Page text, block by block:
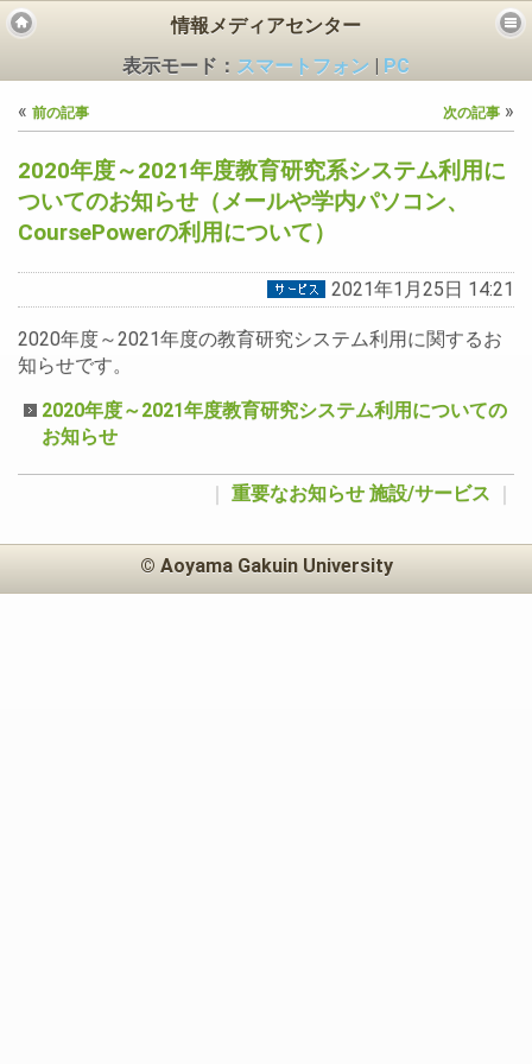
ス
情報メディアセンター
表示モード： スマートフォン
PC
« 前の記事 次の記事 »
2020年度～2021年度教育研究系システム利用に
ついてのお知らせ（メールや学内パソコン、
CoursePowerの利用について）
2021年1月25日 14:21
2020年度～2021年度の教育研究システム利用に関するお
知らせです。
2020年度～2021年度教育研究システム利用についての
お知らせ
重要なお知らせ 施設/サービス
© Aoyama Gakuin University